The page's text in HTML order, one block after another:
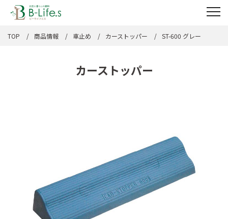
TOP 商品情報 車止め カーストッパー ST-600 グレー
カーストッパー